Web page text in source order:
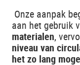
Onze aanpak
aan het gebruik
materialen,
niveau van
het zo lang